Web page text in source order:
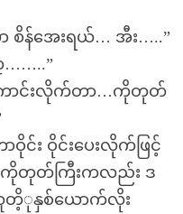
စိန်အေးရယ်… အီး…..”
……..”
ာင်းလိုက်တာ…ကိုတုတ်
င်း ဝိုင်းပေးလိုက်ဖြင့်
တုတ်ကြီးကလည်း ဒ
တိ့ုနှစ်ယောက်လိုး